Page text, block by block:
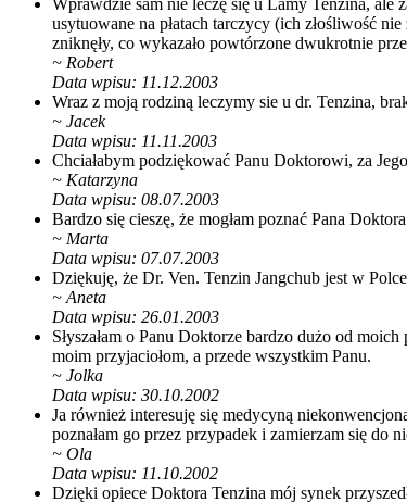
Wprawdzie sam nie leczę się u Lamy Tenzina, ale
usytuowane na płatach tarczycy (ich złośliwość
zniknęły, co wykazało powtórzone dwukrotnie
~ Robert
Data wpisu: 11.12.2003
Wraz z moją rodziną leczymy sie u dr. Tenzina,
~ Jacek
Data wpisu: 11.11.2003
Chciałabym podziękować Panu Doktorowi, za
~ Katarzyna
Data wpisu: 08.07.2003
Bardzo się cieszę, że mogłam poznać Pana
~ Marta
Data wpisu: 07.07.2003
Dziękuję, że Dr. Ven. Tenzin Jangchub jest w
~ Aneta
Data wpisu: 26.01.2003
Słyszałam o Panu Doktorze bardzo dużo od
moim przyjaciołom, a przede wszystkim Panu.
~ Jolka
Data wpisu: 30.10.2002
Ja również interesuję się medycyną
poznałam go przez przypadek i zamierzam się do
~ Ola
Data wpisu: 11.10.2002
Dzięki opiece Doktora Tenzina mój synek